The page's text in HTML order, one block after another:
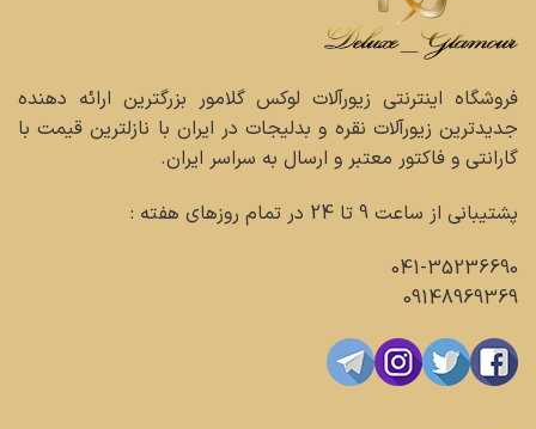
فروشگاه اینترنتی زیورآلات لوکس گلامور بزرگترین ارائه دهنده
جدیدترین زیورآلات نقره و بدلیجات در ایران با نازلترین قیمت با
گارانتی و فاکتور معتبر و ارسال به سراسر ایران.
پشتیبانی از ساعت 9 تا 24 در تمام روزهای هفته :
041-35236690
09148969369